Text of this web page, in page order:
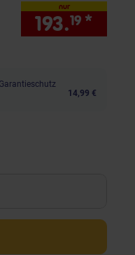
nur
193.19 *
14,99 €